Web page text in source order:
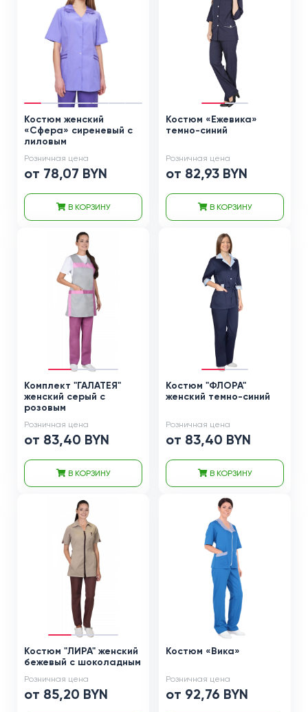
Костюм женский
«Сфера» сиреневый с
лиловым
Розничная цена
от 78,07 BYN
В КОРЗИНУ
Костюм «Ежевика»
темно-синий
Розничная цена
от 82,93 BYN
В КОРЗИНУ
Комплект "ГАЛАТЕЯ"
женский серый с
розовым
Розничная цена
от 83,40 BYN
В КОРЗИНУ
Костюм "ФЛОРА"
женский темно-синий
Розничная цена
от 83,40 BYN
В КОРЗИНУ
Костюм "ЛИРА" женский
бежевый с шоколадным
Розничная цена
от 85,20 BYN
Костюм «Вика»
Розничная цена
от 92,76 BYN